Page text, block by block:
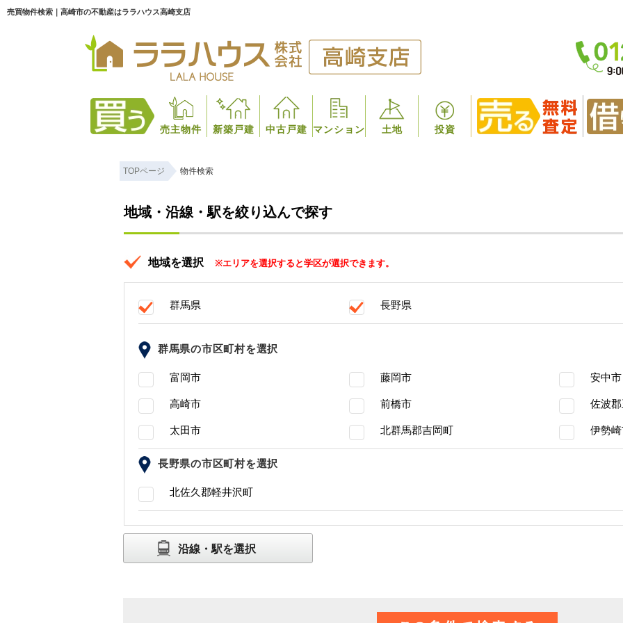
売買物件検索｜高崎市の不動産はララハウス高崎支店
売主物件 新築戸建 中古戸建 マンション 土地 投資
TOPページ 物件検索
地域・沿線・駅を絞り込んで探す
地域を選択 ※エリアを選択すると学区が選択できます。
群馬県 長野県
群馬県の市区町村を選択
富岡市 藤岡市 安中市
高崎市 前橋市 佐波郡
太田市 北群馬郡吉岡町 伊勢崎
長野県の市区町村を選択
北佐久郡軽井沢町
沿線・駅を選択